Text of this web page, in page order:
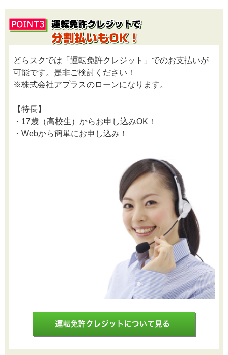
どらスクでは「運転免許クレジット」でのお支払いが
可能です。是非ご検討ください！
※株式会社アプラスのローンになります。
【特長】
・17歳（高校生）からお申し込みOK！
・Webから簡単にお申し込み！